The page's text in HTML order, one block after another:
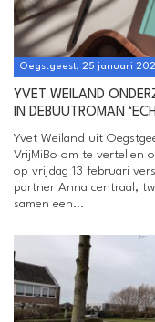
Oegstgeest, 25 januari
YVET WEILAND
IN DEBUUTROMAN
Yvet Weiland uit
VrijMiBo om te vertellen
op vrijdag 13 februari
partner Anna centraal,
samen een...